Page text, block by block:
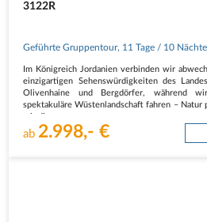
3122R
Geführte Gruppentour, 11 Tage / 10 Nächte
Im Königreich Jordanien verbinden wir
einzigartigen Sehenswürdigkeiten des
Olivenhaine und Bergdörfer, während
spektakuläre Wüstenlandschaft fahren – Natur
ab2.998,- €